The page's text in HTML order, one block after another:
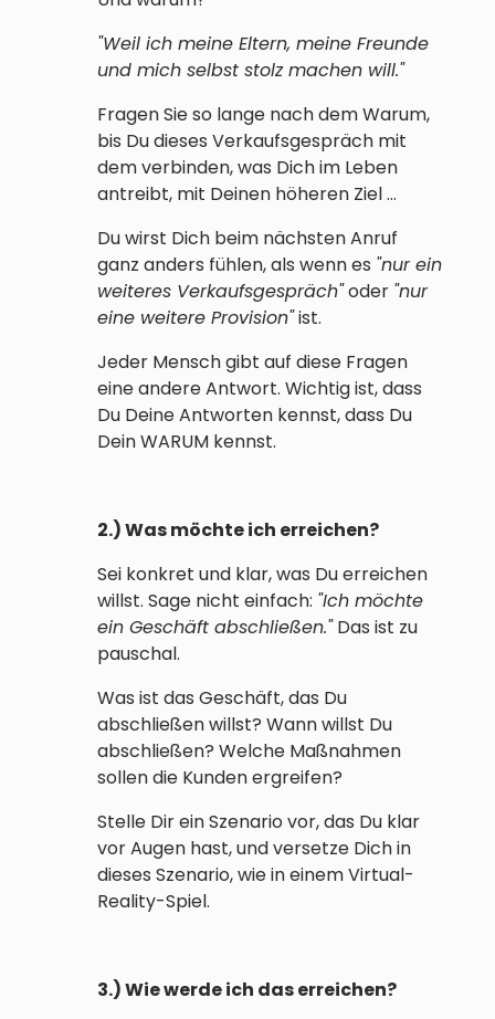
"Weil ich meine Eltern, meine Freunde
und mich selbst stolz machen will."
Fragen Sie so lange nach dem Warum,
bis Du dieses Verkaufsgespräch mit
dem verbinden, was Dich im Leben
antreibt, mit Deinen höheren Ziel ...
Du wirst Dich beim nächsten Anruf
ganz anders fühlen, als wenn es "nur ein
weiteres Verkaufsgespräch"oder "nur
eine weitere Provision"ist.
Jeder Mensch gibt auf diese Fragen
eine andere Antwort. Wichtig ist, dass
Du Deine Antworten kennst, dass Du
Dein WARUM kennst.
2.) Was möchte ich erreichen?
Sei konkret und klar, was Du erreichen
willst. Sage nicht einfach: "Ich möchte
ein Geschäft abschließen."Das ist zu
pauschal.
Was ist das Geschäft, das Du
abschließen willst? Wann willst Du
abschließen? Welche Maßnahmen
sollen die Kunden ergreifen?
Stelle Dir ein Szenario vor, das Du klar
vor Augen hast, und versetze Dich in
dieses Szenario, wie in einem Virtual-
Reality-Spiel.
3.) Wie werde ich das erreichen?